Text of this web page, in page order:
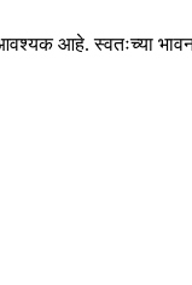
आहे. स्वतःच्या